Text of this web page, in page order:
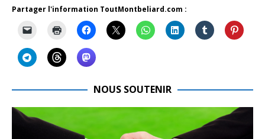
Partager l'information ToutMontbeliard.com :
NOUS SOUTENIR